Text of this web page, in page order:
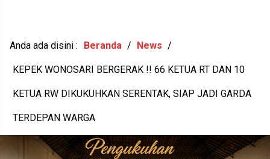
Anda ada disini : Beranda / News /
KEPEK WONOSARI BERGERAK !! 66 KETUA RT DAN 10
KETUA RW DIKUKUHKAN SERENTAK, SIAP JADI GARDA
TERDEPAN WARGA